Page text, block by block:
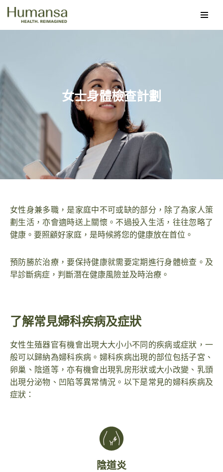
女士身體檢查計劃
女性身兼多職，是家庭中不可或缺的部分，除了為家人策
劃生活，亦會適時送上關懷。不過投入生活，往往忽略了
健康。要照顧好家庭，是時候將您的健康放在首位。
預防勝於治療，要保持健康就需要定期進行身體檢查。及
早診斷病症，判斷潛在健康風險並及時治療。
了解常見婦科疾病及症狀
女性生殖器官有機會出現大大小小不同的疾病或症狀，一
般可以歸納為婦科疾病。婦科疾病出現的部位包括子宮、
卵巢、陰道等，亦有機會出現乳房形狀或大小改變、乳頭
出現分泌物、凹陷等異常情況。以下是常見的婦科疾病及
症狀：
陰道炎